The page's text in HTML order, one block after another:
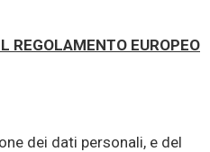
REGOLAMENTO EUROPEO
dei dati personali, e del